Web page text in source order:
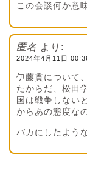
この会談何か意
匿名 より:
2024年4月11日
伊藤貫について
たからだ、松田
国は戦争しない
からあの態度な
バカにしたよう